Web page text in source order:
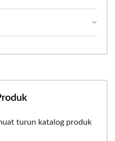
turun katalog produk